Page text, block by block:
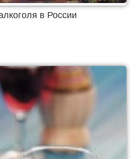
в России